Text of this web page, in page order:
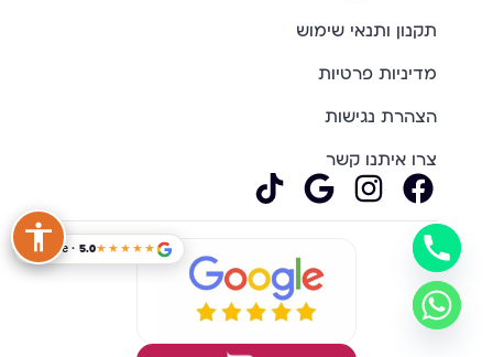
תקנון ותנאי שימוש
מדיניות פרטיות
הצהרת נגישות
צרו איתנו קשר
★★★★★
Google · 5.0